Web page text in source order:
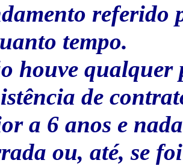
referido
tempo.
houve qualquer
de
a 6 anos e
ou, até, se